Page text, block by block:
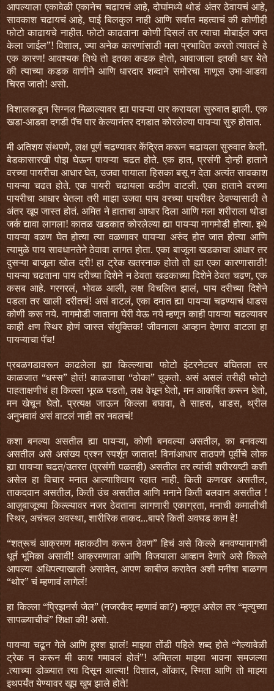
आपल्याला एकावेळी एकानेच चढायचं आहे, दोघांमध्ये थोडं अंतर ठेवायचं आहे,
सावकाश चढायचं आहे, घाई बिलकुल नाही आणि सर्वात महत्वाचं की कोणीही
फोटो काढायचे नाहीत. फोटो काढताना कोणी दिसलं तर त्याचा मोबाईल जप्त
केला जाईल”! विशाल, ज्या अनेक कारणांसाठी मला प्रभावित करतो त्यातलं हे
एक कारण! आवश्यक तिथे तो इतका कडक होतो, आवाजाला इतकी धार येते
की त्याच्या कडक वाणीने आणि धारदार शब्दाने समोरचा माणूस उभा-आडवा
चिरत जातो! असो.
विशालकडून सिग्नल मिळाल्यावर ह्या पायऱ्या पार करायला सुरुवात झाली. एक
खडा-आडवा दगडी पॅच पार केल्यानंतर दगडात कोरलेल्या पायऱ्या सुरु होतात.
मी अतिशय संथपणे, लक्ष पूर्ण चढण्यावर केंद्रित करून चढायला सुरुवात केली.
बेडकासारखी पोझ घेऊन पायऱ्या चढत होते. एक हात, प्रसंगी दोन्ही हाताने
वरच्या पायरीचा आधार घेत, उजवा पायाला हिसका बसू न देता अत्यंत सावकाश
पायऱ्या चढत होते. एक पायरी चढायला कठीण वाटली. एका हाताने वरच्या
पायरीचा आधार घेतला तरी माझा उजवा पाय वरच्या पायरीवर ठेवण्यासाठी ते
अंतर खूप जास्त होतं. अमित ने हाताचा आधार दिला आणि मला शरीराला थोडा
जर्क द्यावा लागला! कातळ खडकात कोरलेल्या ह्या पायऱ्या नागमोडी होत्या. इथे
पायऱ्या वळण घेत होत्या त्या वळणावर पायऱ्या अरुंद होत जात होत्या आणि
त्यामुळे पाय सावधानतेने ठेवावा लागत होता. एका बाजूला खडकाचा आधार तर
दुसऱ्या बाजूला खोल दरी! हा ट्रेक खतरनाक होतो तो ह्या एका कारणासाठी!
पायऱ्या चढताना पाय दरीच्या दिशेने न ठेवता खडकाच्या दिशेने ठेवत चढण, एक
कसब आहे. गरगरलं, भोवळ आली, लक्ष विचलित झालं, पाय दरीच्या दिशेने
पडला तर खाली दरीतचं! असं वाटलं, एका दमात ह्या पायऱ्या चढण्याचं धाडस
कोणी करू नये. नागमोडी जाताना घेरी येऊ नये म्हणून काही पायऱ्या चढल्यावर
काही क्षण स्थिर होणं जास्त संयुक्तिक! जीवनाला आव्हान देणारा वाटला हा
पायऱ्याचा पॅच!
प्रबळगडावरून काढलेला ह्या किल्ल्याचा फोटो इंटरनेटवर बघितला तर
काळजात “धस्स” होतं! काळजाचा “ठोका” चुकतो. असं असलं तरीही फोटो
पाहताक्षणीचं हा किल्ला भूरळ पडतो, लक्ष वेधून घेतो, मन आकर्षित करून घेतो,
मन खेचून घेतो. प्रत्यक्ष जाऊन किल्ला बघावा, ते साहस, धाडस, थ्रील
अनुभवावं असं वाटलं नाही तर नवलचं!
कशा बनल्या असतील ह्या पायऱ्या, कोणी बनवल्या असतील, का बनवल्या
असतील असे असंख्य प्रश्न स्पर्शून जातात! विनांआधार ताठपणे पूर्वीचे लोक
ह्या पायऱ्या चढत/उतरत (प्रसंगी पळतही) असतील तर त्यांची शरीरयष्टी कशी
असेल हा विचार मनात आल्याशिवाय रहात नाही. किती कणखर असतील,
ताकदवान असतील, किती उंच असतील आणि मनाने किती बलवान असतील !
आजुबाजूच्या किल्ल्यावर नजर ठेवताना लागणारी एकाग्रता, मनाची कमालीची
स्थिर, अचंचल अवस्था, शारीरिक ताकद...बापरे किती अवघड काम हे!
“शत्रूचं आक्रमण महाकठीण करून ठेवण” हिचं असे किल्ले बनवण्यामागची
धूर्त भूमिका असावी! आक्रमणाला आणि विजयाला आव्हान देणारे असे किल्ले
आपल्या अधिपत्याखाली असावेत, आपण काबीज करावेत अशी मनीषा बाळगण
“थोर” चं म्हणावं लागेलं!
हा किल्ला “प्रिझनर्स जेल” (नजरकैद म्हणावं का?) म्हणून असेल तर “मृत्युच्या
सापळ्याचीचं” शिक्षा की! असो.
पायऱ्या चढून गेले आणि हुश्श झालं! माझ्या तोंडी पहिले शब्द होते “गेल्यावेळी
ट्रेक न करून मी काय गमावलं होतं”! अमितला माझ्या भावना समजल्या
.त्याच्या डोळ्यात त्या दिसून आल्या! विशाल, ओंकार, स्मिता आणि तो माझ्या
इथपर्यंत येण्यावर खूप खुष झाले होते!